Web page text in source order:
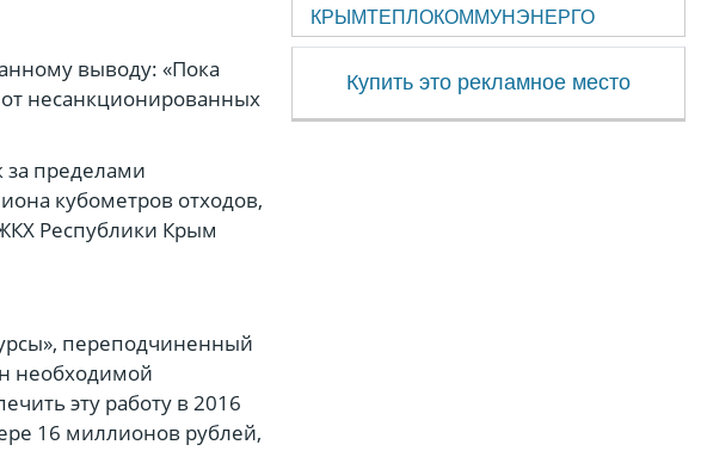
выводу: «Пока
несанкционированных
за пределами
кубометров отходов,
Республики Крым
переподчиненный
необходимой
эту работу в 2016
16 миллионов рублей,
КРЫМТЕПЛОКОММУНЭНЕРГО
Купить это рекламное место